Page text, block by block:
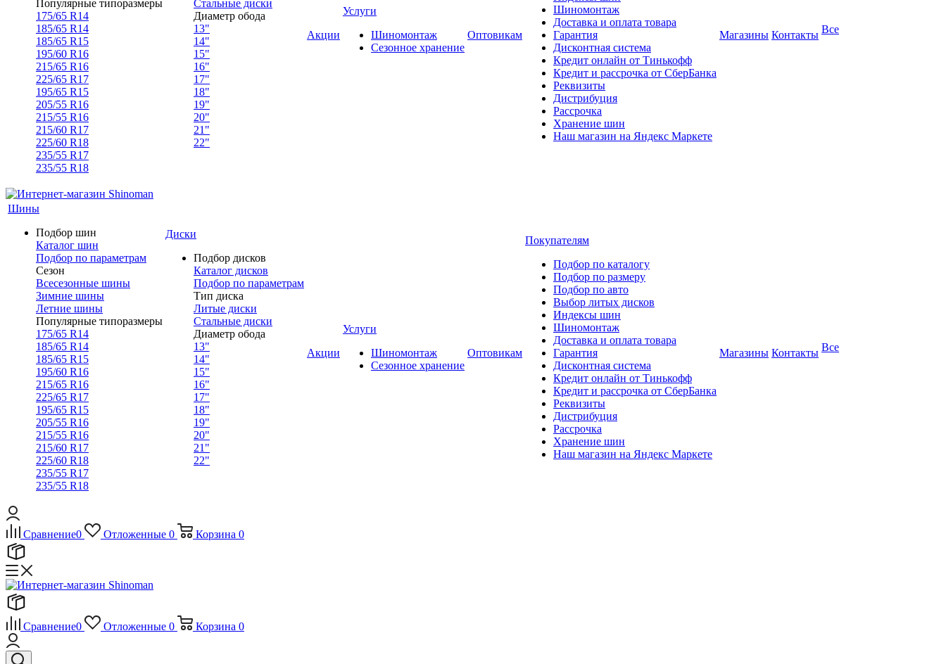
Популярные типоразмеры
175/65 R14
185/65 R14
185/65 R15
195/60 R16
215/65 R16
225/65 R17
195/65 R15
205/55 R16
215/55 R16
215/60 R17
225/60 R18
235/55 R17
235/55 R18
Стальные диски
Диаметр обода
13"
14"
15"
16"
17"
18"
19"
20"
21"
22"
Акции
Услуги
Шиномонтаж
Сезонное хранение
Оптовикам
Шиномонтаж
Доставка и оплата товара
Гарантия
Дисконтная система
Кредит онлайн от Тинькофф
Кредит и рассрочка от СберБанка
Реквизиты
Дистрибуция
Рассрочка
Хранение шин
Наш магазин на Яндекс Маркете
Магазины Контакты Все
Шины
Подбор шин
Каталог шин
Подбор по параметрам
Сезон
Всесезонные шины
Зимние шины
Летние шины
Популярные типоразмеры
175/65 R14
185/65 R14
185/65 R15
195/60 R16
215/65 R16
225/65 R17
195/65 R15
205/55 R16
215/55 R16
215/60 R17
225/60 R18
235/55 R17
235/55 R18
Диски
Подбор дисков
Каталог дисков
Подбор по параметрам
Тип диска
Литые диски
Стальные диски
Диаметр обода
13"
14"
15"
16"
17"
18"
19"
20"
21"
22"
Акции
Услуги
Шиномонтаж
Сезонное хранение
Оптовикам
Покупателям
Подбор по каталогу
Подбор по размеру
Подбор по авто
Выбор литых дисков
Индексы шин
Шиномонтаж
Доставка и оплата товара
Гарантия
Дисконтная система
Кредит онлайн от Тинькофф
Кредит и рассрочка от СберБанка
Реквизиты
Дистрибуция
Рассрочка
Хранение шин
Наш магазин на Яндекс Маркете
Магазины Контакты Все
Сравнение0 Отложенные 0 Корзина 0
Сравнение0 Отложенные 0 Корзина 0